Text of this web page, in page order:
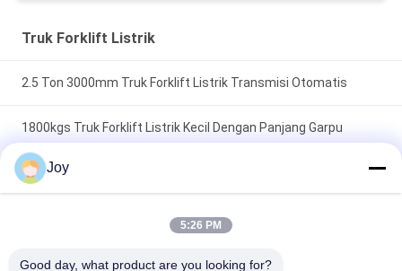
Truk Forklift Listrik
2.5 Ton 3000mm Truk Forklift Listrik Transmisi Otomatis
1800kgs Truk Forklift Listrik Kecil Dengan Panjang Garpu
1070mm
Forklift Listrik Mini Industri 2000kgs Beban Dengan Ban
Joy
5:26 PM
Good day, what product are you looking for?